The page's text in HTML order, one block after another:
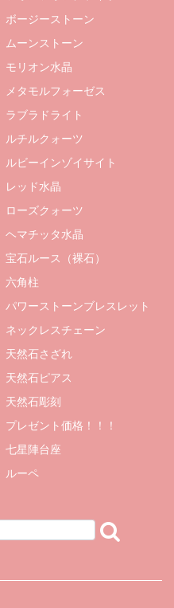
ボージーストーン
ムーンストーン
モリオン水晶
メタモルフォーゼス
ラブラドライト
ルチルクォーツ
ルビーインゾイサイト
レッド水晶
ローズクォーツ
ヘマチッタ水晶
宝石ルース（裸石）
六角柱
パワーストーンブレスレット
ネックレスチェーン
天然石さざれ
天然石ピアス
天然石彫刻
プレゼント価格！！！
七星陣台座
ルーペ